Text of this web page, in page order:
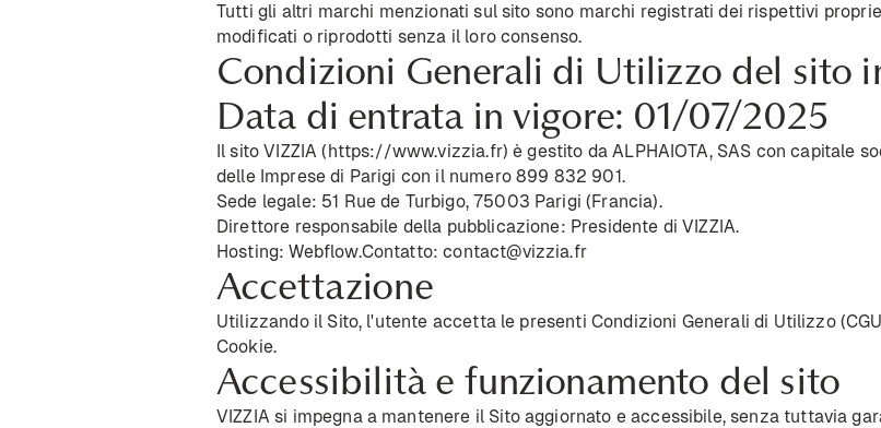
Tutti gli altri marchi menzionati sul sito sono marchi registrati dei rispettivi
modificati o riprodotti senza il loro consenso.
Condizioni Generali di Utilizzo del sito
Data di entrata in vigore: 01/07/2025
Il sito VIZZIA ( https://www.vizzia.fr) è gestito da ALPHAIOTA, SAS con capitale
delle Imprese di Parigi con il numero 899 832 901.
Sede legale: 51 Rue de Turbigo, 75003 Parigi (Francia).
Direttore responsabile della pubblicazione: Presidente di VIZZIA.
Hosting: Webflow.Contatto:contact@vizzia.fr
Accettazione
Utilizzando il Sito, l'utente accetta le presenti Condizioni Generali di Utilizzo
Cookie.
Accessibilità e funzionamento del sito
VIZZIA si impegna a mantenere il Sito aggiornato e accessibile, senza tuttavia